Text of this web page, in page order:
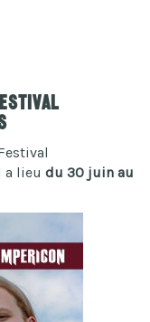
a lieu du 30 juin au